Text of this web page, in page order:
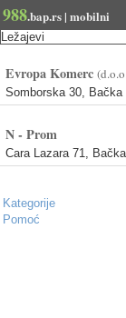
988.bap.rs | mobilni
Ležajevi
Evropa Komerc
Somborska 30, Bačka
N - Prom
Cara Lazara 71,
Kategorije
Pomoć